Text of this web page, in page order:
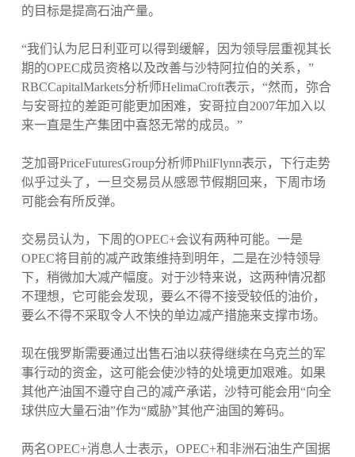
的目标是提高石油产量。
“我们认为尼日利亚可以得到缓解，因为领导层重视其长
期的OPEC成员资格以及改善与沙特阿拉伯的关系，”
RBCCapitalMarkets分析师HelimaCroft表示，“然而，弥合
与安哥拉的差距可能更加困难，安哥拉自2007年加入以
来一直是生产集团中喜怒无常的成员。”
芝加哥PriceFuturesGroup分析师PhilFlynn表示，下行走势
似乎过头了，一旦交易员从感恩节假期回来，下周市场
可能会有所反弹。
交易员认为，下周的OPEC+会议有两种可能。一是
OPEC将目前的减产政策维持到明年，二是在沙特领导
下，稍微加大减产幅度。对于沙特来说，这两种情况都
不理想，它可能会发现，要么不得不接受较低的油价，
要么不得不采取令人不快的单边减产措施来支撑市场。
现在俄罗斯需要通过出售石油以获得继续在乌克兰的军
事行动的资金，这可能会使沙特的处境更加艰难。如果
其他产油国不遵守自己的减产承诺，沙特可能会用“向全
球供应大量石油”作为“威胁”其他产油国的筹码。
两名OPEC+消息人士表示，OPEC+和非洲石油生产国据